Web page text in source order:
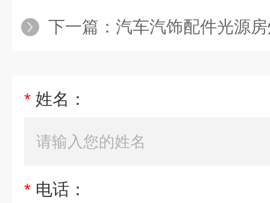
下一篇： 汽车汽饰配件光源
* 姓名：
* 电话：